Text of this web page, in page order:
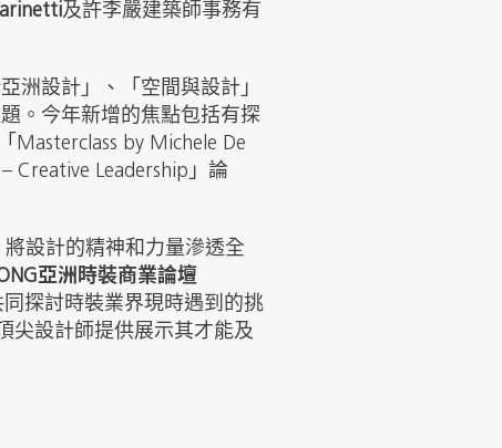
及許李嚴建築師事務有
洲設計」、「空間與設計」
。今年新增的焦點包括有探
Masterclass by Michele De
Creative Leadership」論
將設計的精神和力量滲透全
亞洲時裝商業論壇
探討時裝業界現時遇到的挑
尖設計師提供展示其才能及